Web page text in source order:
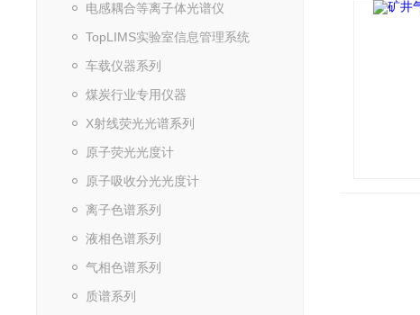
电感耦合等离子体光谱仪
TopLIMS实验室信息管理系统
车载仪器系列
煤炭行业专用仪器
X射线荧光光谱系列
原子荧光光度计
原子吸收分光光度计
离子色谱系列
液相色谱系列
气相色谱系列
质谱系列